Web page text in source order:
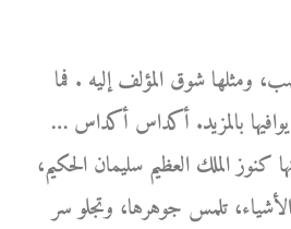
ومثلها شوق المؤلف إليه . فما
بالمزيد. أكداس أكداس …
الملك العظيم سليمان الحكيم،
الأشياء، تلمس جوهرها، وتجلو سر